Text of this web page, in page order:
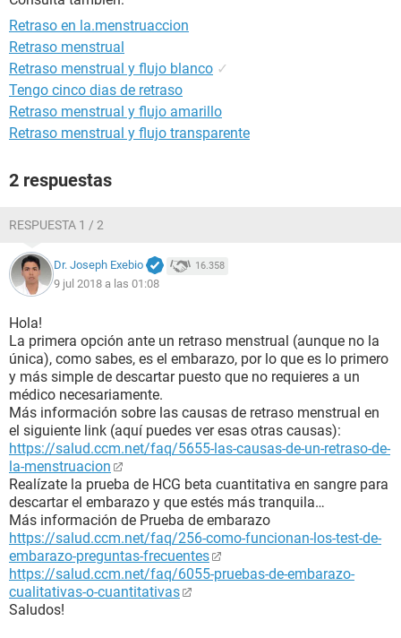
Retraso en la.menstruaccion
Retraso menstrual
Retraso menstrual y flujo blanco ✓
Tengo cinco dias de retraso
Retraso menstrual y flujo amarillo
Retraso menstrual y flujo transparente
2 respuestas
RESPUESTA 1 / 2
Dr. Joseph Exebio 16.358
9 jul 2018 a las 01:08
Hola!
La primera opción ante un retraso menstrual (aunque no la
única), como sabes, es el embarazo, por lo que es lo primero
y más simple de descartar puesto que no requieres a un
médico necesariamente.
Más información sobre las causas de retraso menstrual en
el siguiente link (aquí puedes ver esas otras causas):
https://salud.ccm.net/faq/5655-las-causas-de-un-retraso-de-
la-menstruacion
Realízate la prueba de HCG beta cuantitativa en sangre para
descartar el embarazo y que estés más tranquila…
Más información de Prueba de embarazo
https://salud.ccm.net/faq/256-como-funcionan-los-test-de-
embarazo-preguntas-frecuentes
https://salud.ccm.net/faq/6055-pruebas-de-embarazo-
cualitativas-o-cuantitativas
Saludos!